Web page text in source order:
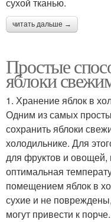
сухой тканью.
читать дальше →
Простые
яблоки
1. Хранение яблок в
Одним из самых
сохранить яблоки
холодильнике. Для
для фруктов и овощей,
оптимальная
помещением яблок в
сухие и не
могут привести к порче.